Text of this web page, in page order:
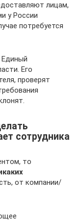
лицам,
у России
потребуется
Единый
Его
проверят
сотрудника
то
от компании/